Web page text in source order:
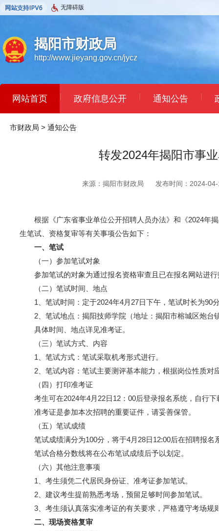
无障碍版
揭阳市财政局
http://www.jieyang.gov.cn/jycz
网站首页 | 政府信息公开 | 通知公告 |
市财政局 > 通知公告
转发2024年揭阳市事
来源：揭阳市财政局 发布时间：2024-
根据《广东省事业单位公开招聘人员办法》和《2024年揭
生笔试、资格复审等有关事项公告如下：
一、笔试
（一）参加笔试对象
参加笔试的对象为通过报名资格审查且已在报名网站进行
（二）笔试时间、地点
1、笔试时间：定于2024年4月27日下午，笔试时长为90
2、笔试地点：揭阳技师学院（地址：揭阳市榕城区炮台
具体时间、地点详见准考证。
（三）笔试方式、内容
1、笔试方式：笔试采取机考形式进行。
2、笔试内容：笔试主要测评基本能力，根据岗位性质对
（四）打印准考证
考生可在2024年4月22日12：00后登录报名系统，自行下
准考证是参加本次招聘的重要证件，请妥善保管。
（五）笔试成绩
笔试成绩满分为100分，将于4月28日12:00后在招聘报名
笔试合格分数线将在公布笔试成绩后予以划定。
（六）其他注意事项
1、考生须凭二代居民身份证、准考证参加笔试。
2、建议考生提前熟悉考场，预留足够时间参加笔试。
3、考生须认真落实准考证的有关要求，严格遵守考场规
二、现场资格复审